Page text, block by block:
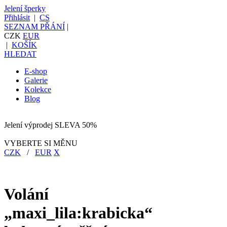
Jelení šperky
Přihlásit | CS
SEZNAM PŘÁNÍ |
CZK EUR
| KOŠÍK
HLEDAT
E-shop
Galerie
Kolekce
Blog
Jelení výprodej SLEVA 50%
VYBERTE SI MĚNU
CZK / EUR X
Volání
„maxi_lila:krabicka“